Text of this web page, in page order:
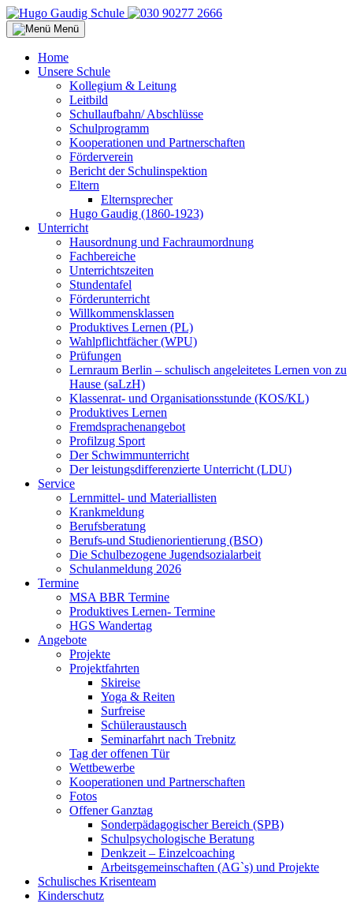
Menü
Home
Unsere Schule
Kollegium & Leitung
Leitbild
Schullaufbahn/ Abschlüsse
Schulprogramm
Kooperationen und Partnerschaften
Förderverein
Bericht der Schulinspektion
Eltern
Elternsprecher
Hugo Gaudig (1860-1923)
Unterricht
Hausordnung und Fachraumordnung
Fachbereiche
Unterrichtszeiten
Stundentafel
Förderunterricht
Willkommensklassen
Produktives Lernen (PL)
Wahlpflichtfächer (WPU)
Prüfungen
Lernraum Berlin – schulisch angeleitetes Lernen von zu
Hause (saLzH)
Klassenrat- und Organisationsstunde (KOS/KL)
Produktives Lernen
Fremdsprachenangebot
Profilzug Sport
Der Schwimmunterricht
Der leistungsdifferenzierte Unterricht (LDU)
Service
Lernmittel- und Materiallisten
Krankmeldung
Berufsberatung
Berufs-und Studienorientierung (BSO)
Die Schulbezogene Jugendsozialarbeit
Schulanmeldung 2026
Termine
MSA BBR Termine
Produktives Lernen- Termine
HGS Wandertag
Angebote
Projekte
Projektfahrten
Skireise
Yoga & Reiten
Surfreise
Schüleraustausch
Seminarfahrt nach Trebnitz
Tag der offenen Tür
Wettbewerbe
Kooperationen und Partnerschaften
Fotos
Offener Ganztag
Sonderpädagogischer Bereich (SPB)
Schulpsychologische Beratung
Denkzeit – Einzelcoaching
Arbeitsgemeinschaften (AG`s) und Projekte
Schulisches Krisenteam
Kinderschutz